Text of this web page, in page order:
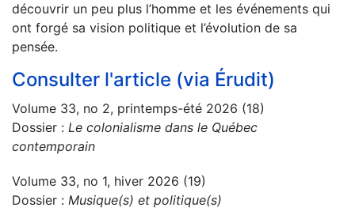
découvrir un peu plus l’homme et les événements qui
ont forgé sa vision politique et l’évolution de sa
pensée.
Consulter l'article (via Érudit)
Volume 33, no 2, printemps-été 2026 (18)
Dossier : Le colonialisme dans le Québec
contemporain
Volume 33, no 1, hiver 2026 (19)
Dossier : Musique(s) et politique(s)